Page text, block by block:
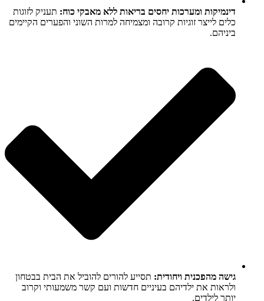
דינמיקות ומערכות יחסים בריאות ללא מאבקי כוח: תעניק לזוגות
כלים לייצר זוגיות קרובה ומצמיחה למרות השוני והפערים הקיימים
ביניהם.
גישה מהפכנית ויחודית: תסייע להורים להוביל את הבית בבטחון
ולראות את ילדיהם בעיניים חדשות ועם קשר משמעותי וקרוב
יותר לילדים.